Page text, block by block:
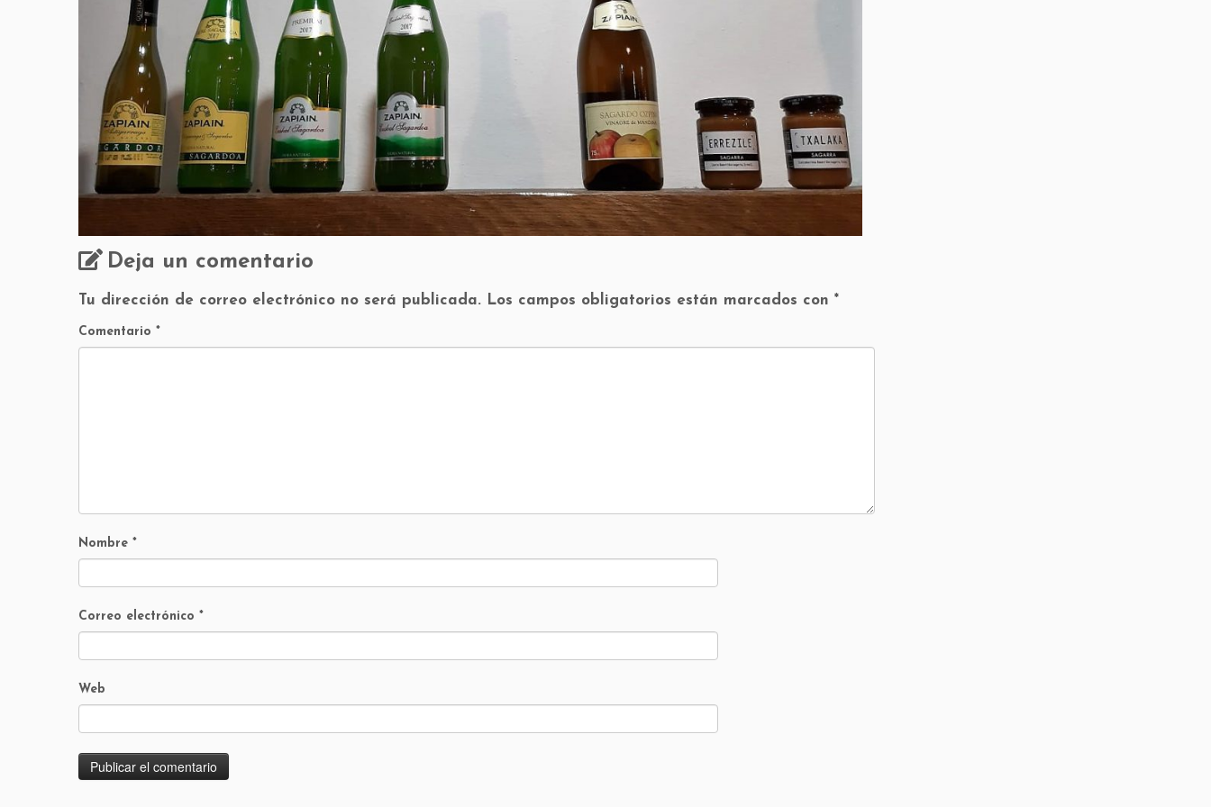
Deja un comentario
Tu dirección de correo electrónico no será publicada. Los campos obligatorios están marcados con *
Comentario *
Nombre *
Correo electrónico *
Web